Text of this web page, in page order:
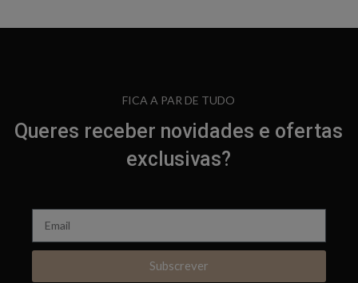
FICA A PAR DE TUDO
Queres receber novidades e ofertas
exclusivas?
Subscrever